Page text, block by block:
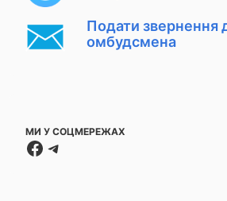
Подати звернення
омбудсмена
МИ У СОЦМЕРЕЖАХ
Facebook
Telegram